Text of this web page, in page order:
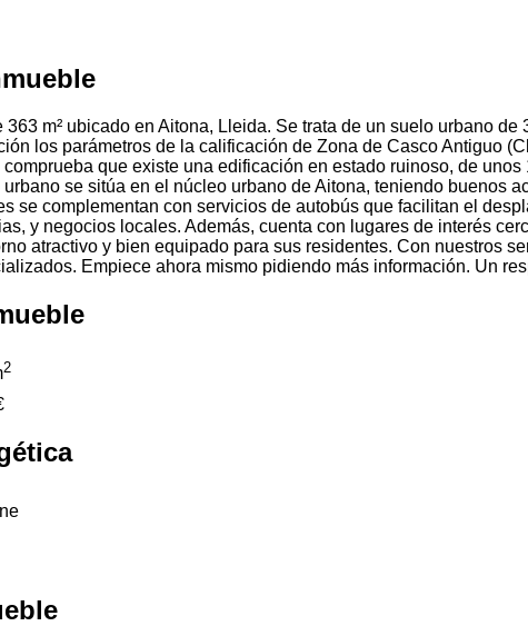
m² ubicado en Aitona, Lleida. Se trata de un suelo urbano
los parámetros de la calificación de Zona de Casco Antiguo
que existe una edificación en estado ruinoso, de
se sitúa en el núcleo urbano de Aitona, teniendo buenos
se complementan con servicios de autobús que facilitan el
y negocios locales. Además, cuenta con lugares de interés
atractivo y bien equipado para sus residentes. Con nuestros
Empiece ahora mismo pidiendo más información. Un
2